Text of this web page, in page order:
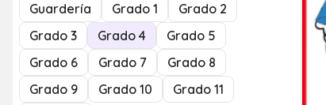
Guardería Grado 1
Grado 2
Grado 3
Grado 4
Grado 5
Grado 6
Grado 7
Grado 8
Grado 9
Grado 10
Grado 11